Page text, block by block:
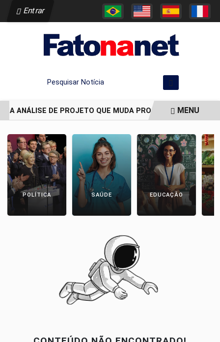
Entrar
Pesquisar Notícia
ANÁLISE DE PROJETO QUE MUDA PROCESSO DEMENU
POLÍTICA SAÚDE EDUCAÇÃO